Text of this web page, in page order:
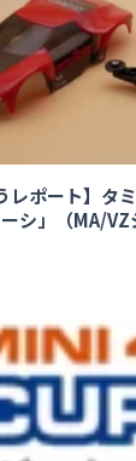
レポート】
ーシ」（MA/